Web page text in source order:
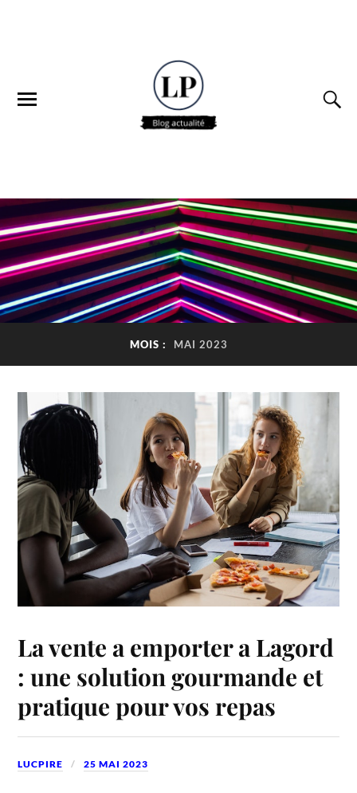
MOIS : MAI 2023
La vente a emporter a Lagord
: une solution gourmande et
pratique pour vos repas
LUCPIRE 25 MAI 2023